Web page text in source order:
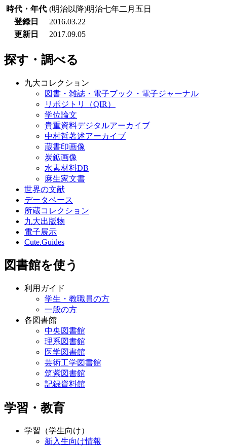
時代・年代 (明治以降)明治七年二月五日
登録日
2016.03.22
更新日
2017.09.05
探す・調べる
九大コレクション
図書・雑誌・電子ブック・電子ジャーナル
リポジトリ（QIR）
学位論文
貴重資料デジタルアーカイブ
中村哲著述アーカイブ
蔵書印画像
炭鉱画像
水素材料DB
麻生家文書
世界の文献
データベース
所蔵コレクション
九大出版物
電子展示
Cute.Guides
図書館を使う
利用ガイド
学生・教職員の方
一般の方
各図書館
中央図書館
理系図書館
医学図書館
芸術工学図書館
筑紫図書館
記録資料館
学習・教育
学習（学生向け）
新入生向け情報